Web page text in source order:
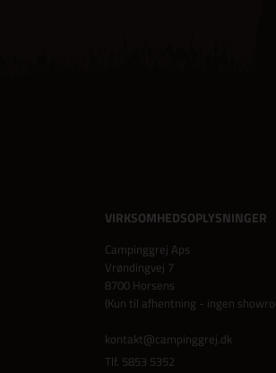
VIRKSOMHEDSOPLYSNINGER
Campinggrej Aps
Vrøndingvej 7
8700 Horsens
(Kun til afhentning - ingen
kontakt@campinggrej.dk
Tlf. 5853 5352